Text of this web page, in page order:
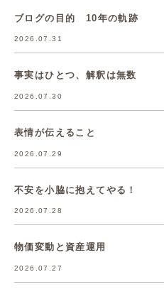
ブログの目的 10年の軌跡
2026.07.31
事実はひとつ、解釈は無数
2026.07.30
表情が伝えること
2026.07.29
不安を小脇に抱えてやる！
2026.07.28
物価変動と資産運用
2026.07.27